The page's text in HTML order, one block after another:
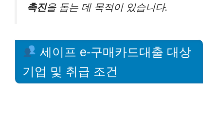
촉진을 돕는 데 목적이 있습니다.
세이프 e-구매카드대출 대상
기업 및 취급 조건